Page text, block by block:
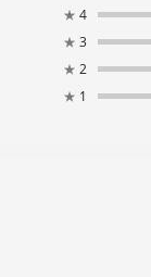
★ 4
★ 3
★ 2
★ 1